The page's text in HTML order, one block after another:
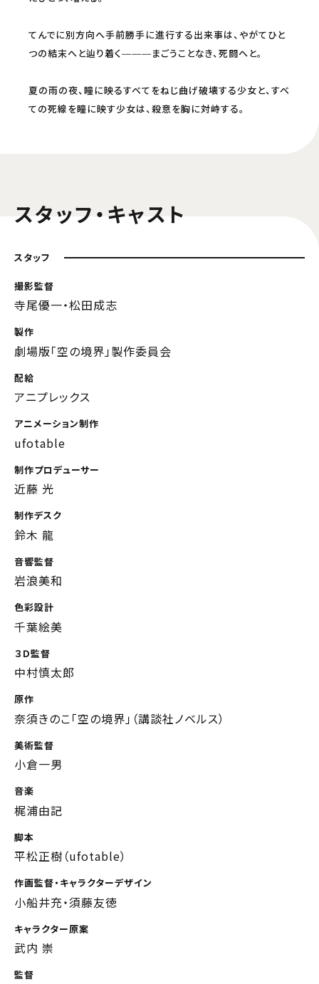
てんでに別方向へ手前勝手に進行する出来事は、やがてひと
つの結末へと辿り着く―――まごうことなき、死闘へと。
夏の雨の夜、瞳に映るすべてをねじ曲げ破壊する少女と、すべ
ての死線を瞳に映す少女は、殺意を胸に対峙する。
スタッフ・キャスト
スタッフ
撮影監督
寺尾優一・松田成志
製作
劇場版「空の境界」製作委員会
配給
アニプレックス
アニメーション制作
ufotable
制作プロデューサー
近藤 光
制作デスク
鈴木 龍
音響監督
岩浪美和
色彩設計
千葉絵美
３Ｄ監督
中村慎太郎
原作
奈須きのこ「空の境界」（講談社ノベルス）
美術監督
小倉一男
音楽
梶浦由記
脚本
平松正樹（ufotable）
作画監督・キャラクターデザイン
小船井充・須藤友徳
キャラクター原案
武内 崇
監督